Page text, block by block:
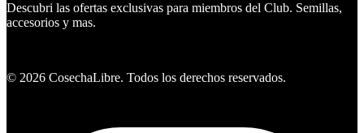
Descubri las ofertas exclusivas para miembros del Club. Semillas,
accesorios y mas.
© 2026 CosechaLibre. Todos los derechos reservados.